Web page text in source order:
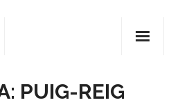
PUIG-REIG